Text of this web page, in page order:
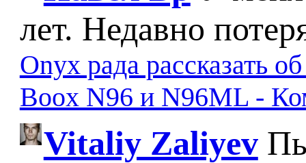
лет. Недавно
Onyx рада рассказать
Boox N96 и N96ML -
Vitaliy Zaliyev